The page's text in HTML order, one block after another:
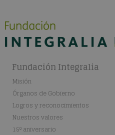
Fundación Integralia
Misión
Órganos de Gobierno
Logros y reconocimientos
Nuestros valores
15º aniversario